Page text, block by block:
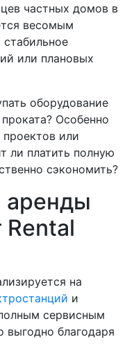
частных домов в
весомым
или плановых
оборудование
Особенно
или
ли платить полную
сэкономить?
аренды
Rental
на
и
сервисным
выгодно благодаря